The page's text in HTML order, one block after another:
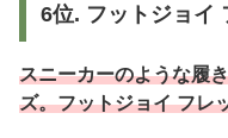
6位. フットジョイ
スニーカーのような履
ズ。フットジョイ フレ